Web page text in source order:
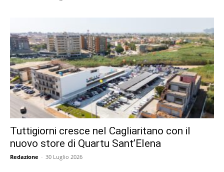
Tuttigiorni cresce nel Cagliaritano con il
nuovo store di Quartu Sant’Elena
Redazione - 30 Luglio 2026